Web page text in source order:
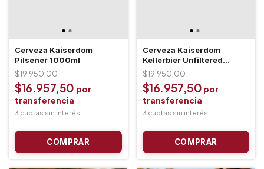
Cerveza Kaiserdom
Pilsener 1000ml
$19.950,00
$16.957,50
Cerveza Kaiserdom
Kellerbier Unfiltered
1000ml
$19.950,00
$16.957,50